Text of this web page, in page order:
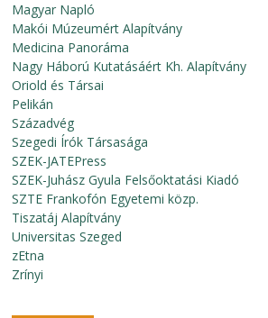
Magyar Napló
Makói Múzeumért Alapítvány
Medicina Panoráma
Nagy Háború Kutatásáért Kh. Alapítvány
Oriold és Társai
Pelikán
Századvég
Szegedi Írók Társasága
SZEK-JATEPress
SZEK-Juhász Gyula Felsőoktatási Kiadó
SZTE Frankofón Egyetemi közp.
Tiszatáj Alapítvány
Universitas Szeged
zEtna
Zrínyi